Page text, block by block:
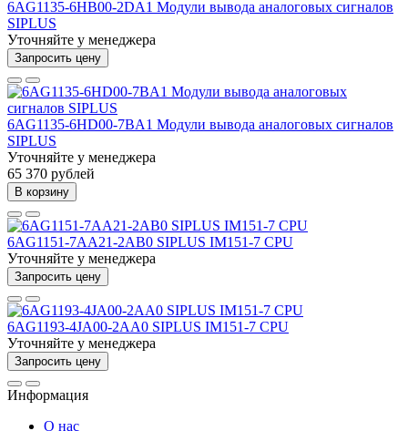
6AG1135-6HB00-2DA1 Модули вывода аналоговых сигналов
SIPLUS
Уточняйте у менеджера
Запросить цену
6AG1135-6HD00-7BA1 Модули вывода аналоговых сигналов
SIPLUS
Уточняйте у менеджера
65 370 рублей
В корзину
6AG1151-7AA21-2AB0 SIPLUS IM151-7 CPU
Уточняйте у менеджера
Запросить цену
6AG1193-4JA00-2AA0 SIPLUS IM151-7 CPU
Уточняйте у менеджера
Запросить цену
Информация
О нас